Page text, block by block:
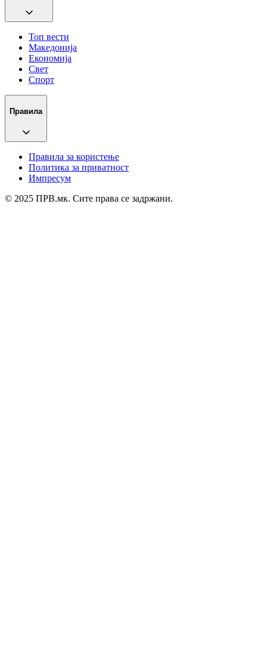
Топ вести
Македонија
Економија
Свет
Спорт
Правила
Правила за користење
Политика за приватност
Импресум
© 2025 ПРВ.мк. Сите права се задржани.